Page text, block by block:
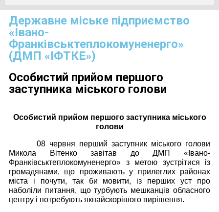
Державне міське підприємство
«Івано-
Франківськтеплокомуненерго»
(ДМП «ІФТКЕ»)
Особистий прийом першого
заступника міського голови
Особистий прийом першого заступника міського
голови
08 червня перший заступник міського голови
Микола Вітенко завітав до ДМП «Івано-
Франківськтеплокомуненерго» з метою зустрітися із
громадянами, що проживають у прилеглих районах
міста і почути, так би мовити, із перших уст про
наболіли питання, що турбують мешканців обласного
центру і потребують якнайскорішого вирішення.